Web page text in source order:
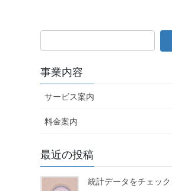
事業内容
サービス案内
料金案内
最近の投稿
統計データをチェッ